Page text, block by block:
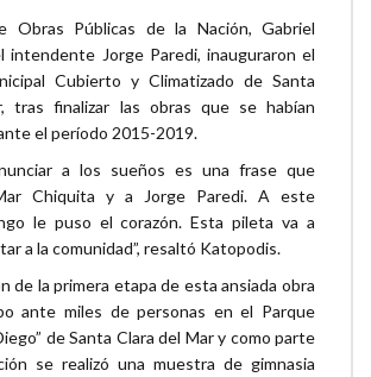
Obras Públicas de la Nación, Gabriel
intendente Jorge Paredi, inauguraron el
Cubierto y Climatizado de Santa
tras finalizar las obras que se habían
el período 2015-2019.
a los sueños es una frase que
Chiquita y a Jorge Paredi. A este
le puso el corazón. Esta pileta va a
a la comunidad”, resaltó Katopodis.
de la primera etapa de esta ansiada obra
ante miles de personas en el Parque
de Santa Clara del Mar y como parte
se realizó una muestra de gimnasia